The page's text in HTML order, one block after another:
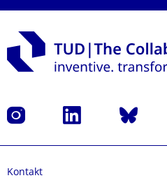
Instagram LinkedIn Bluesky
Kontakt